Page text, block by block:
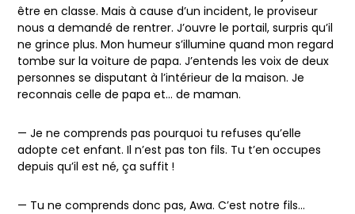
être en classe. Mais à cause d’un incident, le proviseur
nous a demandé de rentrer. J’ouvre le portail, surpris qu’il
ne grince plus. Mon humeur s’illumine quand mon regard
tombe sur la voiture de papa. J’entends les voix de deux
personnes se disputant à l’intérieur de la maison. Je
reconnais celle de papa et… de maman.
— Je ne comprends pas pourquoi tu refuses qu’elle
adopte cet enfant. Il n’est pas ton fils. Tu t’en occupes
depuis qu’il est né, ça suffit !
— Tu ne comprends donc pas, Awa. C’est notre fils…